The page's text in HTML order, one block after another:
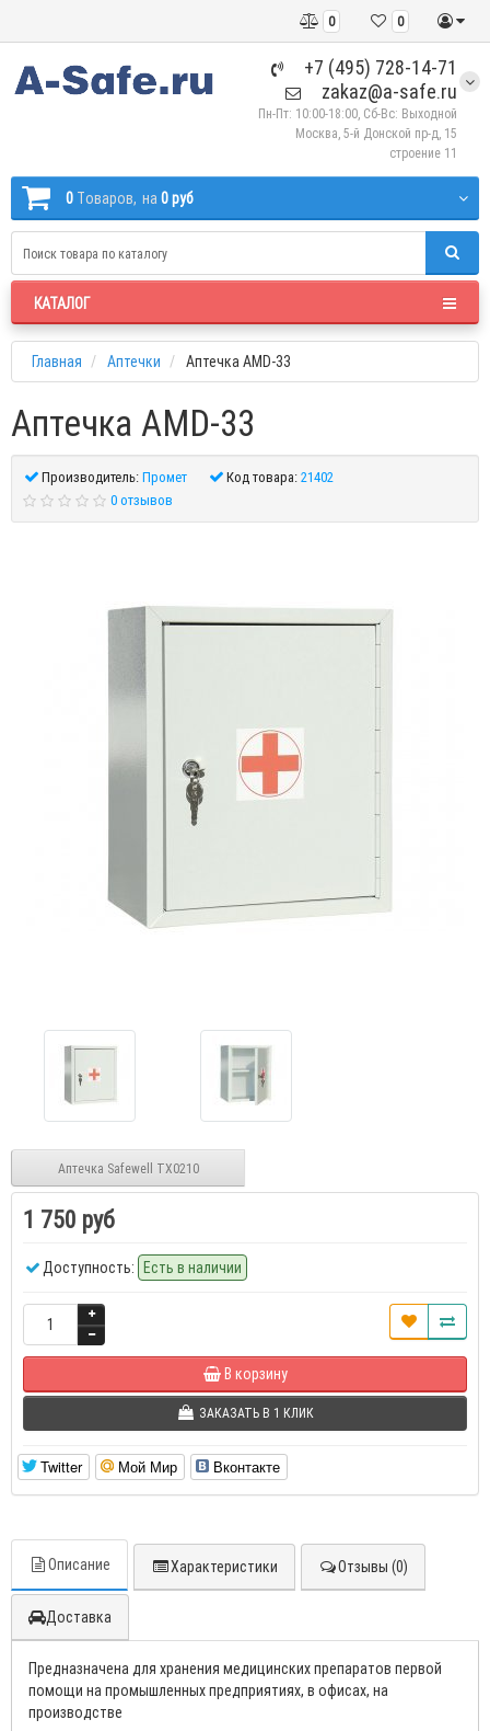
0
0
+7 (495) 728-14-71
zakaz@a-safe.ru
Пн-Пт: 10:00-18:00, Сб-Вс: Выходной
Москва, 5-й Донской пр-д, 15
строение 11
0 Tоваров, на 0 руб
КАТАЛОГ
Главная Аптечки Аптечка AMD-33
Аптечка AMD-33
Производитель:Промет Код товара:21402
0 отзывов
Аптечка Safewell TX0210
1 750 руб
Доступность: Есть в наличии
В корзину
ЗАКАЗАТЬ В 1 КЛИК
Twitter Мой Мир Вконтакте
Описание Характеристики Отзывы (0)
Доставка
Предназначена для хранения медицинских препаратов первой
помощи на промышленных предприятиях, в офисах, на
производстве